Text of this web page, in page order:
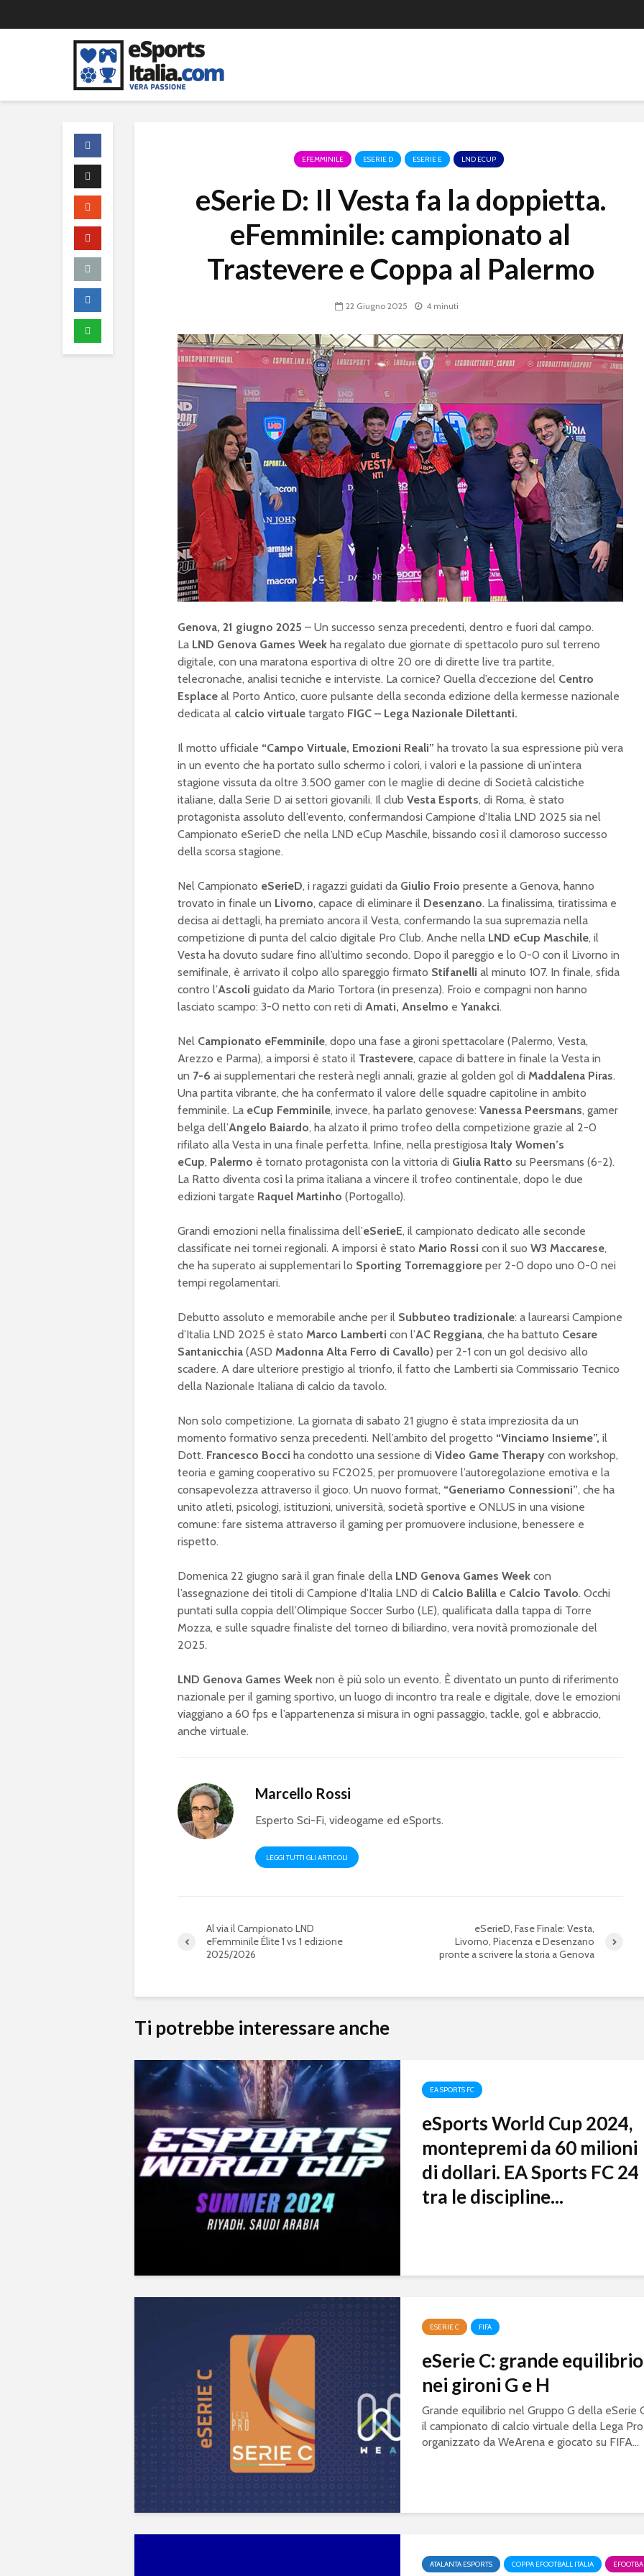
EFEMMINILE ESERIE D ESERIE E LND ECUP
eSerie D: Il Vesta fa la doppietta.
eFemminile: campionato al
Trastevere e Coppa al Palermo
22 Giugno 2025 4 minuti
Genova, 21 giugno 2025 – Un successo senza precedenti, dentro e fuori dal campo.
La LND Genova Games Week ha regalato due giornate di spettacolo puro sul terreno
digitale, con una maratona esportiva di oltre 20 ore di dirette live tra partite,
telecronache, analisi tecniche e interviste. La cornice? Quella d’eccezione del Centro
Esplace al Porto Antico, cuore pulsante della seconda edizione della kermesse nazionale
dedicata al calcio virtuale targato FIGC – Lega Nazionale Dilettanti.
Il motto ufficiale “Campo Virtuale, Emozioni Reali” ha trovato la sua espressione più vera
in un evento che ha portato sullo schermo i colori, i valori e la passione di un’intera
stagione vissuta da oltre 3.500 gamer con le maglie di decine di Società calcistiche
italiane, dalla Serie D ai settori giovanili. Il club Vesta Esports, di Roma, è stato
protagonista assoluto dell’evento, confermandosi Campione d’Italia LND 2025 sia nel
Campionato eSerieD che nella LND eCup Maschile, bissando così il clamoroso successo
della scorsa stagione.
Nel Campionato eSerieD, i ragazzi guidati da Giulio Froio presente a Genova, hanno
trovato in finale un Livorno, capace di eliminare il Desenzano. La finalissima, tiratissima e
decisa ai dettagli, ha premiato ancora il Vesta, confermando la sua supremazia nella
competizione di punta del calcio digitale Pro Club. Anche nella LND eCup Maschile, il
Vesta ha dovuto sudare fino all’ultimo secondo. Dopo il pareggio e lo 0-0 con il Livorno in
semifinale, è arrivato il colpo allo spareggio firmato Stifanelli al minuto 107. In finale, sfida
contro l’Ascoli guidato da Mario Tortora (in presenza). Froio e compagni non hanno
lasciato scampo: 3-0 netto con reti di Amati, Anselmo e Yanakci.
Nel Campionato eFemminile, dopo una fase a gironi spettacolare (Palermo, Vesta,
Arezzo e Parma), a imporsi è stato il Trastevere, capace di battere in finale la Vesta in
un 7-6 ai supplementari che resterà negli annali, grazie al golden gol di Maddalena Piras.
Una partita vibrante, che ha confermato il valore delle squadre capitoline in ambito
femminile. La eCup Femminile, invece, ha parlato genovese: Vanessa Peersmans, gamer
belga dell’Angelo Baiardo, ha alzato il primo trofeo della competizione grazie al 2-0
rifilato alla Vesta in una finale perfetta. Infine, nella prestigiosa Italy Women’s
eCup, Palermo è tornato protagonista con la vittoria di Giulia Ratto su Peersmans (6-2).
La Ratto diventa così la prima italiana a vincere il trofeo continentale, dopo le due
edizioni targate Raquel Martinho (Portogallo).
Grandi emozioni nella finalissima dell’eSerieE, il campionato dedicato alle seconde
classificate nei tornei regionali. A imporsi è stato Mario Rossi con il suo W3 Maccarese,
che ha superato ai supplementari lo Sporting Torremaggiore per 2-0 dopo uno 0-0 nei
tempi regolamentari.
Debutto assoluto e memorabile anche per il Subbuteo tradizionale: a laurearsi Campione
d’Italia LND 2025 è stato Marco Lamberti con l’AC Reggiana, che ha battuto Cesare
Santanicchia (ASD Madonna Alta Ferro di Cavallo) per 2-1 con un gol decisivo allo
scadere. A dare ulteriore prestigio al trionfo, il fatto che Lamberti sia Commissario Tecnico
della Nazionale Italiana di calcio da tavolo.
Non solo competizione. La giornata di sabato 21 giugno è stata impreziosita da un
momento formativo senza precedenti. Nell’ambito del progetto “Vinciamo Insieme”, il
Dott. Francesco Bocci ha condotto una sessione di Video Game Therapy con workshop,
teoria e gaming cooperativo su FC2025, per promuovere l’autoregolazione emotiva e la
consapevolezza attraverso il gioco. Un nuovo format, “Generiamo Connessioni”, che ha
unito atleti, psicologi, istituzioni, università, società sportive e ONLUS in una visione
comune: fare sistema attraverso il gaming per promuovere inclusione, benessere e
rispetto.
Domenica 22 giugno sarà il gran finale della LND Genova Games Week con
l’assegnazione dei titoli di Campione d’Italia LND di Calcio Balilla e Calcio Tavolo. Occhi
puntati sulla coppia dell’Olimpique Soccer Surbo (LE), qualificata dalla tappa di Torre
Mozza, e sulle squadre finaliste del torneo di biliardino, vera novità promozionale del
2025.
LND Genova Games Week non è più solo un evento. È diventato un punto di riferimento
nazionale per il gaming sportivo, un luogo di incontro tra reale e digitale, dove le emozioni
viaggiano a 60 fps e l’appartenenza si misura in ogni passaggio, tackle, gol e abbraccio,
anche virtuale.
Marcello Rossi
Esperto Sci-Fi, videogame ed eSports.
LEGGI TUTTI GLI ARTICOLI
Al via il Campionato LND
eFemminile Élite 1 vs 1 edizione
2025/2026
eSerieD, Fase Finale: Vesta,
Livorno, Piacenza e Desenzano
pronte a scrivere la storia a Genova
Ti potrebbe interessare anche
EA SPORTS FC
eSports World Cup 2024,
montepremi da 60 milioni
di dollari. EA Sports FC 24
tra le discipline...
ESERIE C FIFA
eSerie C: grande equilibrio
nei gironi G e H
Grande equilibrio nel Gruppo G della eSerie
il campionato di calcio virtuale della Lega Pro
organizzato da WeArena e giocato su FIFA...
ATALANTA ESPORTS COPPA EFOOTBALL ITALIA
Torna l’eCup della
competizione
nazionale
Al via il Campionato
2025/2026
eSerieD, Fase Finale:
Vesta, Livorno,
Piacenza e
Genova
alta
Playoff